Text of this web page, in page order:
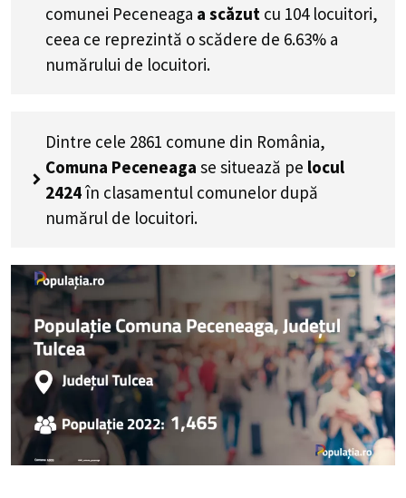
comunei Peceneaga a scăzut cu 104locuitori,
ceea ce reprezintă o scădere de 6.63% a
numărului de locuitori.
Dintre cele 2861 comune din România,
Comuna Peceneaga se situează pe locul
2424în clasamentul comunelor după
numărul de locuitori.